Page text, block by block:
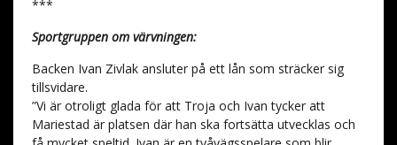
***
Sportgruppen om värvningen:
Backen Ivan Zivlak ansluter på ett lån som sträcker sig
tillsvidare.
”Vi är otroligt glada för att Troja och Ivan tycker att
Mariestad är platsen där han ska fortsätta utvecklas och